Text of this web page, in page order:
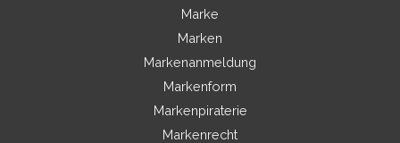
Marke
Marken
Markenanmeldung
Markenform
Markenpiraterie
Markenrecht